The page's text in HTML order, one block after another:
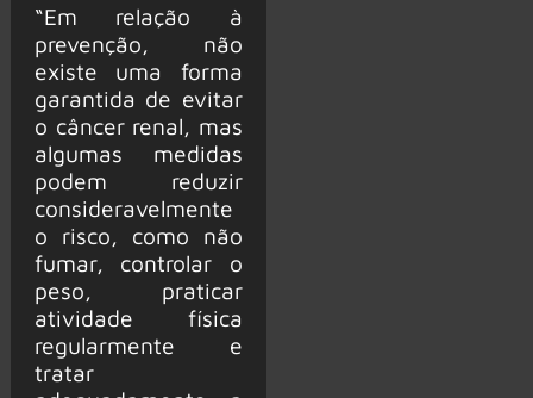
“Em relação à
prevenção, não
existe uma forma
garantida de evitar
o câncer renal, mas
algumas medidas
podem reduzir
consideravelmente
o risco, como não
fumar, controlar o
peso, praticar
atividade física
regularmente e
tratar